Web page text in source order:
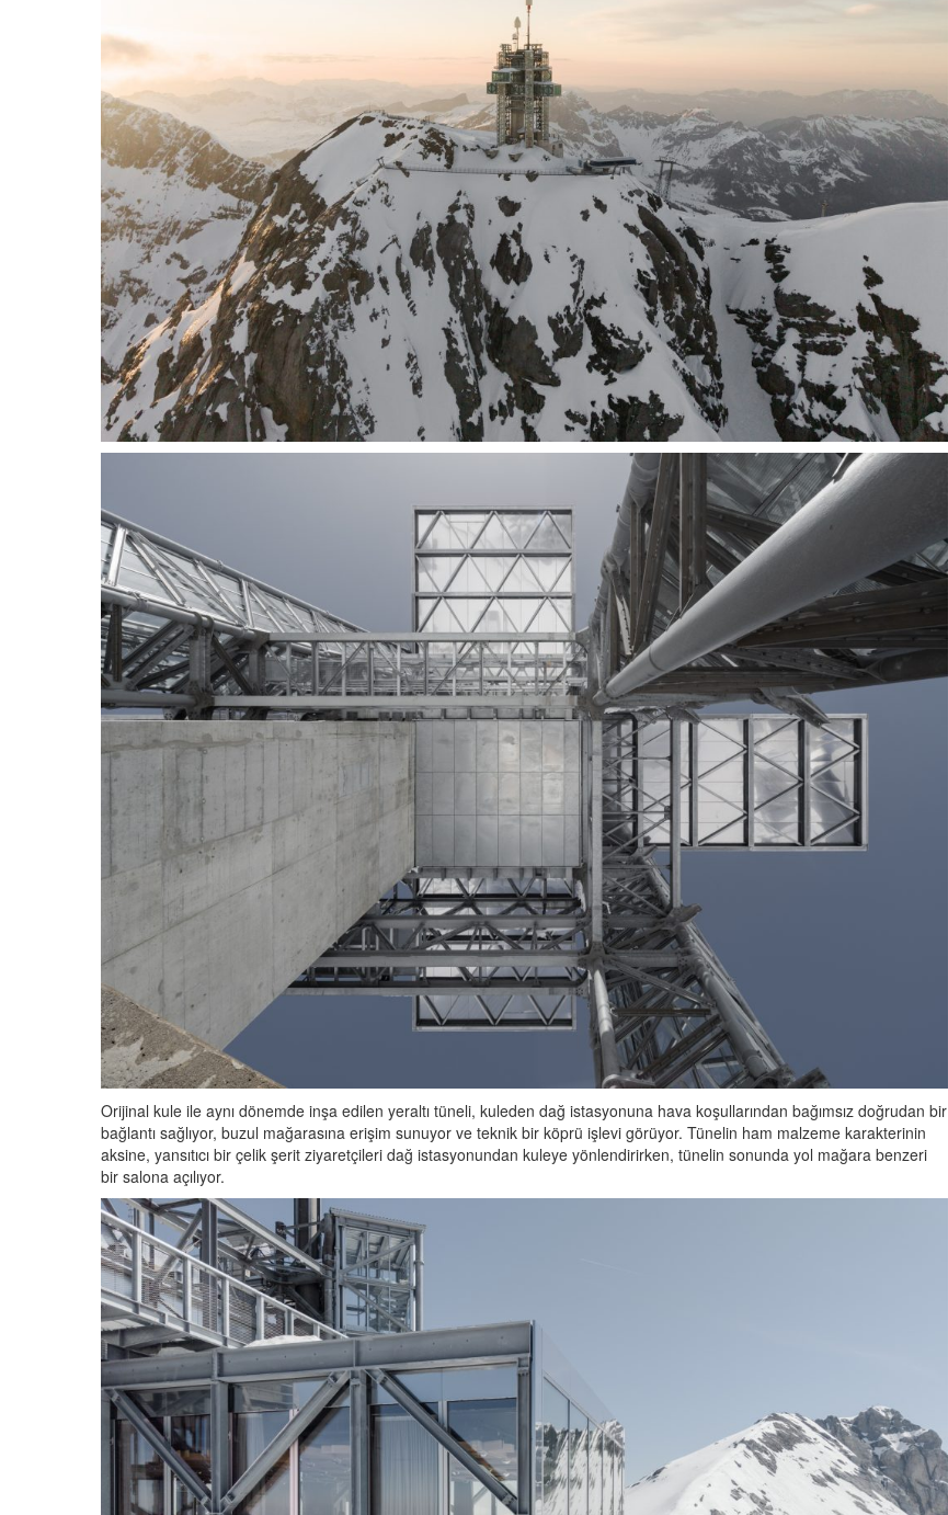
Orijinal kule ile aynı dönemde inşa edilen yeraltı tüneli, kuleden dağ istasyonuna hava koşullarından bağımsız doğrudan bir
bağlantı sağlıyor, buzul mağarasına erişim sunuyor ve teknik bir köprü işlevi görüyor. Tünelin ham malzeme karakterinin
aksine, yansıtıcı bir çelik şerit ziyaretçileri dağ istasyonundan kuleye yönlendirirken, tünelin sonunda yol mağara benzeri
bir salona açılıyor.